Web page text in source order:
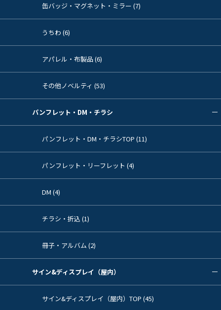
缶バッジ・マグネット・ミラー (7)
うちわ (6)
アパレル・布製品 (6)
その他ノベルティ (53)
パンフレット・DM・チラシ
パンフレット・DM・チラシTOP (11)
パンフレット・リーフレット (4)
DM (4)
チラシ・折込 (1)
冊子・アルバム (2)
サイン&ディスプレイ（屋内）
サイン&ディスプレイ（屋内）TOP (45)